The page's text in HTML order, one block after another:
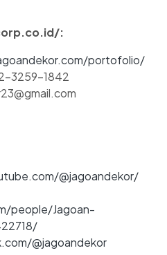
:
portofolio/
3259-1842
@jagoandekor/
people/Jagoan-
@jagoandekor